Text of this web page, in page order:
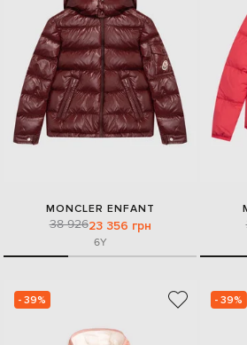
MONCLER ENFANT
38 92623 356 грн
6Y
- 39% - 39%